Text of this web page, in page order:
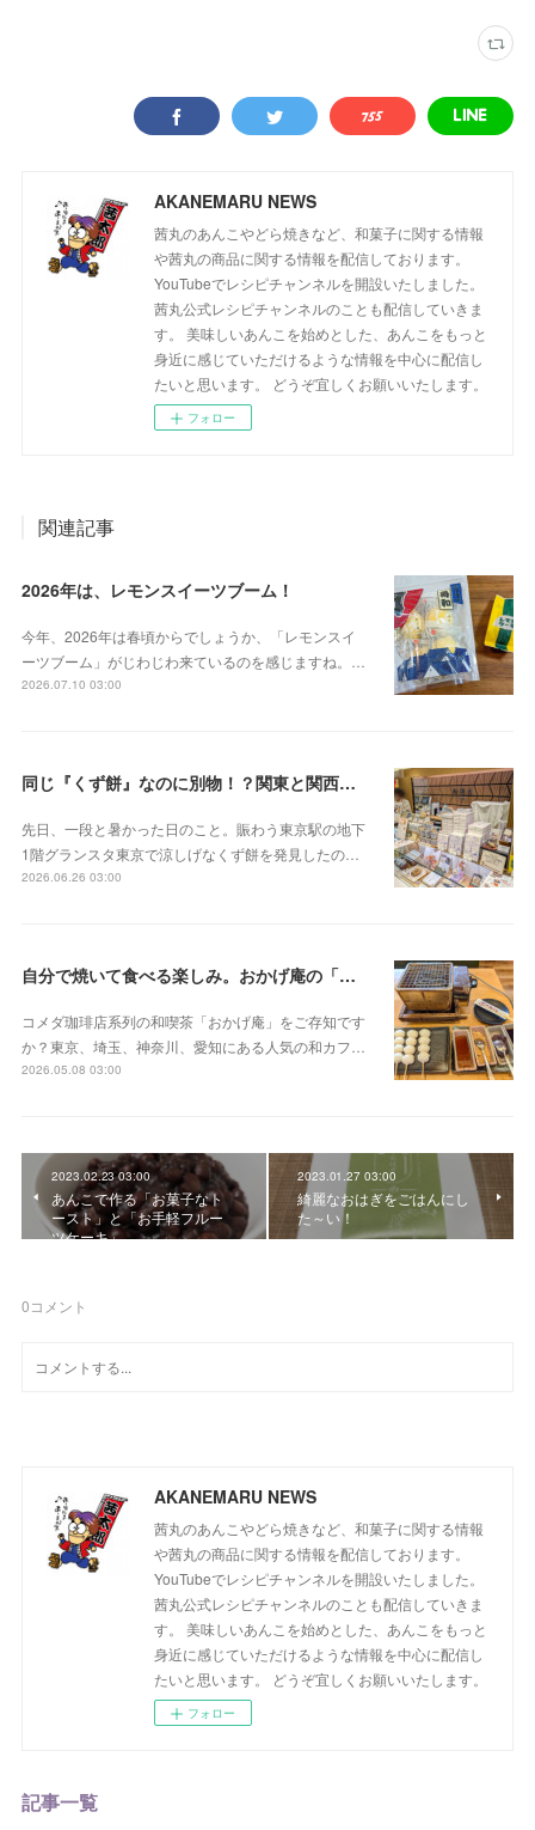
AKANEMARU NEWS
茜丸のあんこやどら焼きなど、和菓子に関する情報
や茜丸の商品に関する情報を配信しております。
YouTubeでレシピチャンネルを開設いたしました。
茜丸公式レシピチャンネルのことも配信していきま
す。 美味しいあんこを始めとした、あんこをもっと
身近に感じていただけるような情報を中心に配信し
たいと思います。 どうぞ宜しくお願いいたします。
フォロー
関連記事
2026年は、レモンスイーツブーム！
今年、2026年は春頃からでしょうか、「レモンスイ
ーツブーム」がじわじわ来ているのを感じますね。…
2026.07.10 03:00
同じ『くず餅』なのに別物！？関東と関西の意外な違い
先日、一段と暑かった日のこと。賑わう東京駅の地下
1階グランスタ東京で涼しげなくず餅を発見したの…
2026.06.26 03:00
自分で焼いて食べる楽しみ。おかげ庵の「だんご三昧」
コメダ珈琲店系列の和喫茶「おかげ庵」をご存知です
か？東京、埼玉、神奈川、愛知にある人気の和カフ…
2026.05.08 03:00
2023.02.23 03:00
あんこで作る「お菓子なト
ースト」と「お手軽フルー
ツケーキ」
2023.01.27 03:00
綺麗なおはぎをごはんにし
た～い！
0コメント
AKANEMARU NEWS
茜丸のあんこやどら焼きなど、和菓子に関する情報
や茜丸の商品に関する情報を配信しております。
YouTubeでレシピチャンネルを開設いたしました。
茜丸公式レシピチャンネルのことも配信していきま
す。 美味しいあんこを始めとした、あんこをもっと
身近に感じていただけるような情報を中心に配信し
たいと思います。 どうぞ宜しくお願いいたします。
フォロー
記事一覧